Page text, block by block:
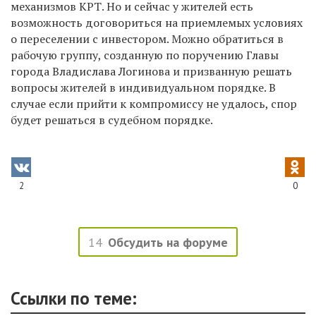
механизмов КРТ. Но и сейчас у жителей есть
возможность договориться на приемлемых условиях
о переселении с инвестором. Можно обратиться в
рабочую группу, созданную по поручению Главы
города Владислава Логинова и призванную решать
вопросы жителей в индивидуальном порядке. В
случае если прийти к компромиссу не удалось, спор
будет решаться в судебном порядке.
2 0
14 Обсудить на форуме
Ссылки по теме: